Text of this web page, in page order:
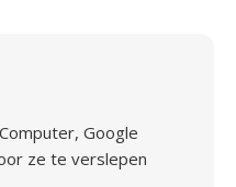
Google
ze te verslepen